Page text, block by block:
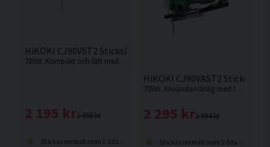
HiKOKI CJ90VST2 Sticksåg (705W)
705W. Kompakt och lätt med hög användarvänlighet.
2 888 kr
2 195 kr
Skickas normalt inom 1-3 dagar
HiKOKI CJ90VAST2 Sticksåg
705W. Användarvänlig med funktionell design. Bekvämt, gummibelagt grepp.
2 994 kr
2 295 kr
Skickas normalt inom 1-3 dagar